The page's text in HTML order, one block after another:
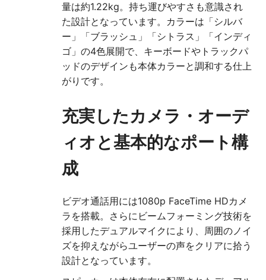
量は約1.22kg。持ち運びやすさも意識され
た設計となっています。カラーは「シルバ
ー」「ブラッシュ」「シトラス」「インディ
ゴ」の4色展開で、キーボードやトラックパ
ッドのデザインも本体カラーと調和する仕上
がりです。
充実したカメラ・オーデ
ィオと基本的なポート構
成
ビデオ通話用には1080p FaceTime HDカメ
ラを搭載。さらにビームフォーミング技術を
採用したデュアルマイクにより、周囲のノイ
ズを抑えながらユーザーの声をクリアに拾う
設計となっています。